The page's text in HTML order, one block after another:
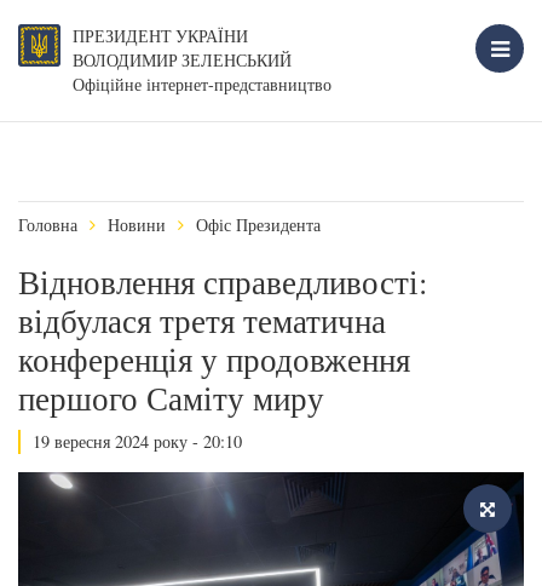
ПРЕЗИДЕНТ УКРАЇНИ
ВОЛОДИМИР ЗЕЛЕНСЬКИЙ
Офіційне інтернет-представництво
Головна Новини Офіс Президента
Відновлення справедливості:
відбулася третя тематична
конференція у продовження
першого Саміту миру
19 вересня 2024 року - 20:10